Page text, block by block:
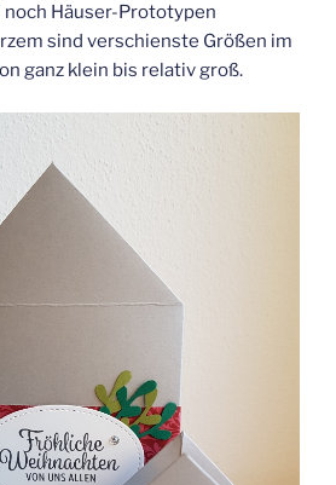
Häuser-Prototypen
sind verschienste Größen im
ganz klein bis relativ groß.